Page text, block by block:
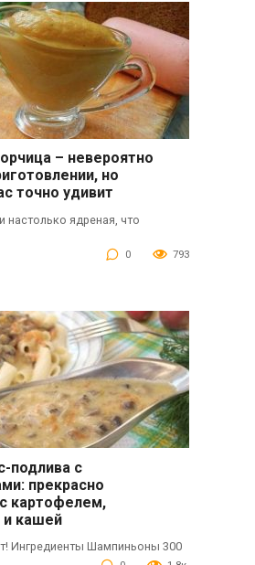
– невероятно
но
точно удивит
настолько ядреная, что
0 793
подлива с
прекрасно
картофелем,
и кашей
Ингредиенты Шампиньоны 300